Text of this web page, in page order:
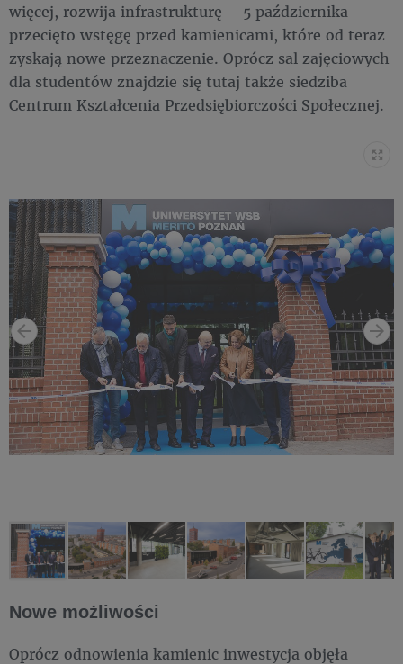
więcej, rozwija infrastrukturę – 5 października
przecięto wstęgę przed kamienicami, które od teraz
zyskają nowe przeznaczenie. Oprócz sal zajęciowych
dla studentów znajdzie się tutaj także siedziba
Centrum Kształcenia Przedsiębiorczości Społecznej.
Nowe możliwości
Oprócz odnowienia kamienic inwestycja objęła